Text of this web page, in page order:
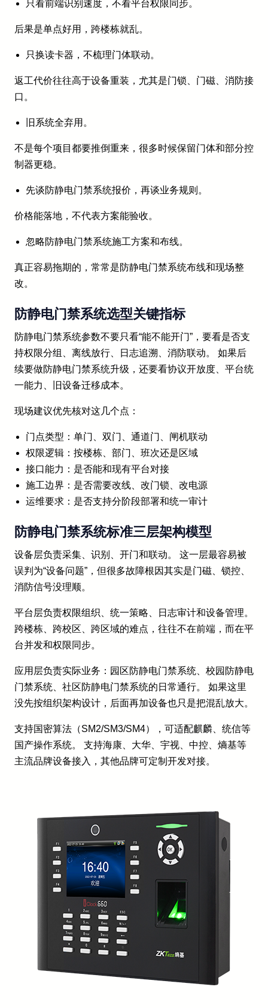
只看前端识别速度，不看平台权限同步。
后果是单点好用，跨楼栋就乱。
只换读卡器，不梳理门体联动。
返工代价往往高于设备重装，尤其是门锁、门磁、消防接
口。
旧系统全弃用。
不是每个项目都要推倒重来，很多时候保留门体和部分控
制器更稳。
先谈防静电门禁系统报价，再谈业务规则。
价格能落地，不代表方案能验收。
忽略防静电门禁系统施工方案和布线。
真正容易拖期的，常常是防静电门禁系统布线和现场整
改。
防静电门禁系统选型关键指标
防静电门禁系统参数不要只看“能不能开门”，要看是否支
持权限分组、离线放行、日志追溯、消防联动。 如果后
续要做防静电门禁系统升级，还要看协议开放度、平台统
一能力、旧设备迁移成本。
现场建议优先核对这几个点：
门点类型：单门、双门、通道门、闸机联动
权限逻辑：按楼栋、部门、班次还是区域
接口能力：是否能和现有平台对接
施工边界：是否需要改线、改门锁、改电源
运维要求：是否支持分阶段部署和统一审计
防静电门禁系统标准三层架构模型
设备层负责采集、识别、开门和联动。 这一层最容易被
误判为“设备问题”，但很多故障根因其实是门磁、锁控、
消防信号没理顺。
平台层负责权限组织、统一策略、日志审计和设备管理。
跨楼栋、跨校区、跨区域的难点，往往不在前端，而在平
台并发和权限同步。
应用层负责实际业务：园区防静电门禁系统、校园防静电
门禁系统、社区防静电门禁系统的日常通行。 如果这里
没先按组织架构设计，后面再加设备也只是把混乱放大。
支持国密算法（SM2/SM3/SM4），可适配麒麟、统信等
国产操作系统。 支持海康、大华、宇视、中控、熵基等
主流品牌设备接入，其他品牌可定制开发对接。